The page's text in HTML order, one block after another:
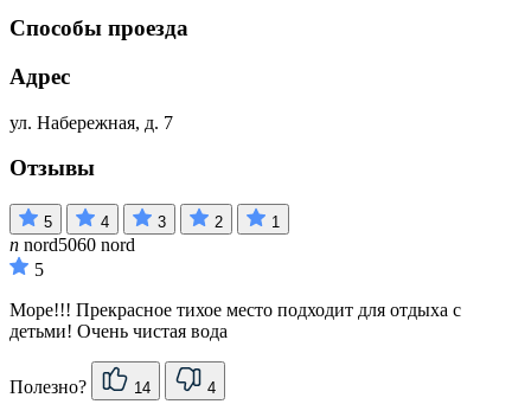
Способы проезда
Адрес
ул. Набережная, д. 7
Отзывы
5 4 3 2 1
n nord5060 nord
5
Море!!! Прекрасное тихое место подходит для отдыха с
детьми! Очень чистая вода
Полезно? 14 4